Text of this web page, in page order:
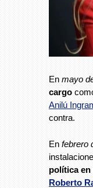
En mayo
cargo
Anilú
contra.
En febrero
política en
Roberto